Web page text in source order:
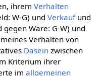
ihrem Verhalten
W-G) und Verkaufund
gegen Ware: G-W) und
Verhalten von
Daseinzwischen
Kriterium ihrer
im allgemeinen